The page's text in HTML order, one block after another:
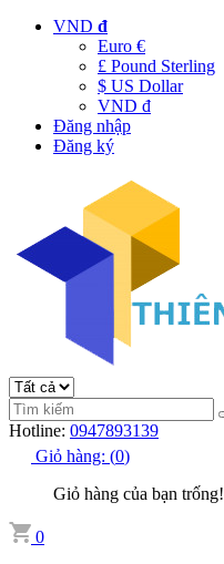
VND đ
Euro €
£ Pound Sterling
$ US Dollar
VND đ
Đăng nhập
Đăng ký
Hotline: 0947893139
Giỏ hàng: (0)
Giỏ hàng của bạn trống!
0